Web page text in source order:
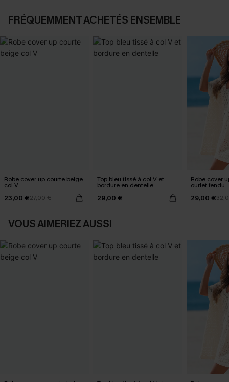
FRÉQUEMMENT ACHETÉS ENSEMBLE
Robe cover up courte beige
col V
23,00 €27,00 €
Top bleu tissé à col V et
bordure en dentelle
29,00 €
Robe cover
ourlet fendu
29,00 €
VOUS AIMERIEZ AUSSI